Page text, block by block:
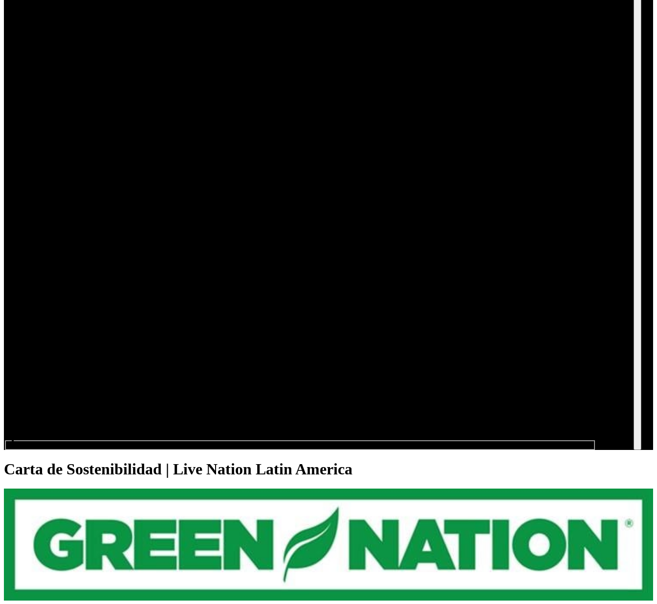
Carta de Sostenibilidad | Live Nation Latin America